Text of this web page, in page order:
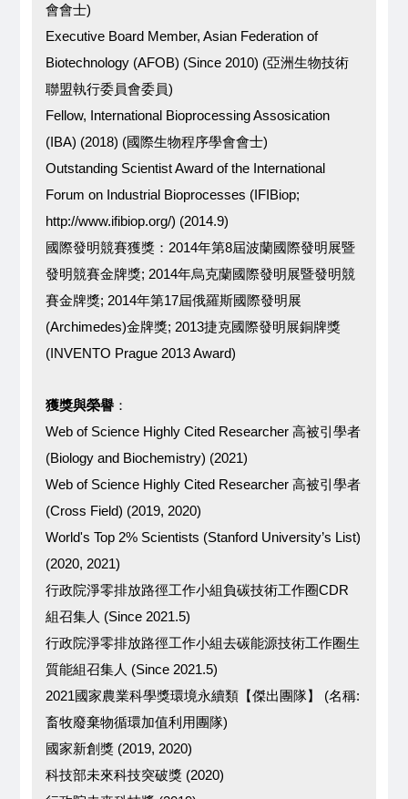
會會士)
Executive Board Member, Asian Federation of
Biotechnology (AFOB) (Since 2010) (亞洲生物技術
聯盟執行委員會委員)
Fellow, International Bioprocessing Assosication
(IBA) (2018) (國際生物程序學會會士)
Outstanding Scientist Award of the International
Forum on Industrial Bioprocesses (IFIBiop;
http://www.ifibiop.org/) (2014.9)
國際發明競賽獲獎：2014年第8屆波蘭國際發明展暨
發明競賽金牌獎; 2014年烏克蘭國際發明展暨發明競
賽金牌獎; 2014年第17屆俄羅斯國際發明展
(Archimedes)金牌獎; 2013捷克國際發明展銅牌獎
(INVENTO Prague 2013 Award)
獲獎與榮譽：
Web of Science Highly Cited Researcher 高被引學者
(Biology and Biochemistry) (2021)
Web of Science Highly Cited Researcher 高被引學者
(Cross Field) (2019, 2020)
World's Top 2% Scientists (Stanford University’s List)
(2020, 2021)
行政院淨零排放路徑工作小組負碳技術工作圈CDR
組召集人 (Since 2021.5)
行政院淨零排放路徑工作小組去碳能源技術工作圈生
質能組召集人 (Since 2021.5)
2021國家農業科學獎環境永續類【傑出團隊】 (名稱:
畜牧廢棄物循環加值利用團隊)
國家新創獎 (2019, 2020)
科技部未來科技突破獎 (2020)